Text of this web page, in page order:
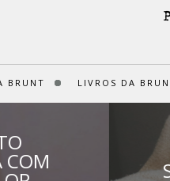
BRUNT LIVROS DA